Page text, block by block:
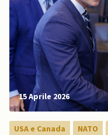
15 Aprile 2026
USA e Canada NATO